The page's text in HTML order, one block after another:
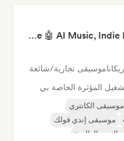
Pop Machine Mode 🤖 AI Music, Indie Pop & Dream Pop
موسيقى تجارية/شائعة
المؤثرة الخاصة بي
موسيقى الكانتري
موسيقى إندي فولك
البوب العالمية